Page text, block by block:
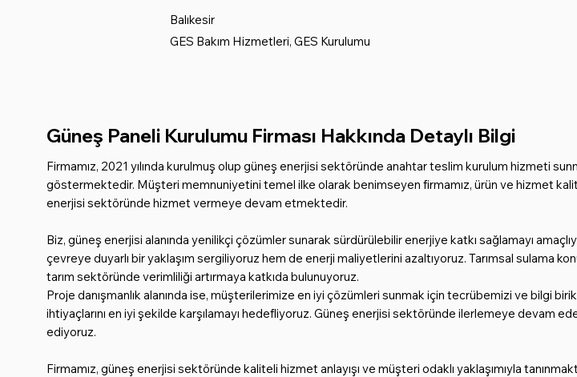
Güneş Paneli Kurulumu Firması Hakkında Detaylı Bilgi
Firmamız, 2021 yılında kurulmuş olup güneş enerjisi sektöründe anahtar teslim kurulum hizmeti
göstermektedir. Müşteri memnuniyetini temel ilke olarak benimseyen firmamız, ürün ve hizmet
enerjisi sektöründe hizmet vermeye devam etmektedir.
Biz, güneş enerjisi alanında yenilikçi çözümler sunarak sürdürülebilir enerjiye katkı sağlamayı
çevreye duyarlı bir yaklaşım sergiliyoruz hem de enerji maliyetlerini azaltıyoruz. Tarımsal sulama
tarım sektöründe verimliliği artırmaya katkıda bulunuyoruz.
Proje danışmanlık alanında ise, müşterilerimize en iyi çözümleri sunmak için tecrübemizi ve bilgi
ihtiyaçlarını en iyi şekilde karşılamayı hedefliyoruz. Güneş enerjisi sektöründe ilerlemeye
ediyoruz.
Firmamız, güneş enerjisi sektöründe kaliteli hizmet anlayışı ve müşteri odaklı yaklaşımıyla
Balıkesir
GES Bakım Hizmetleri, GES Kurulumu